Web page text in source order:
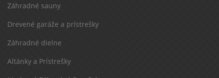
Záhradné sauny
Drevené garáže a prístrešky
Záhradné dielne
Altánky a Prístrešky